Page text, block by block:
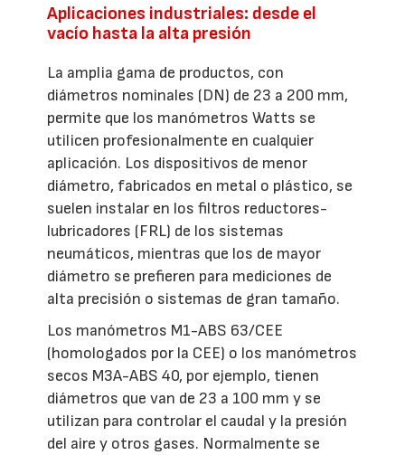
Aplicaciones industriales: desde el
vacío hasta la alta presión
La amplia gama de productos, con
diámetros nominales (DN) de 23 a 200 mm,
permite que los manómetros Watts se
utilicen profesionalmente en cualquier
aplicación. Los dispositivos de menor
diámetro, fabricados en metal o plástico, se
suelen instalar en los filtros reductores-
lubricadores (FRL) de los sistemas
neumáticos, mientras que los de mayor
diámetro se prefieren para mediciones de
alta precisión o sistemas de gran tamaño.
Los manómetros M1-ABS 63/CEE
(homologados por la CEE) o los manómetros
secos M3A-ABS 40, por ejemplo, tienen
diámetros que van de 23 a 100 mm y se
utilizan para controlar el caudal y la presión
del aire y otros gases. Normalmente se